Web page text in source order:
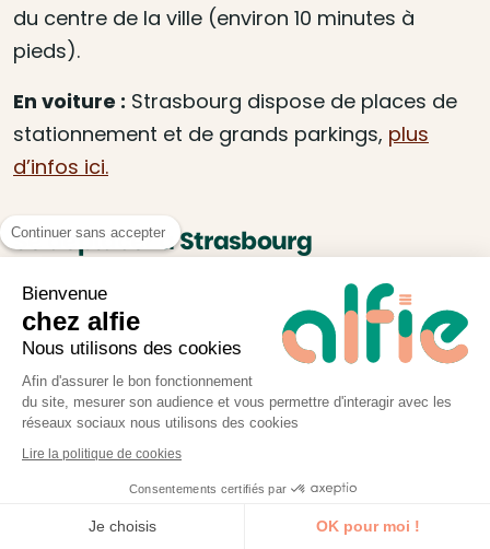
du centre de la ville (environ 10 minutes à
pieds).
En voiture : Strasbourg dispose de places de
stationnement et de grands parkings, plus
d’infos ici.
Se déplacer à Strasbourg
Tramway et bus désservent la ville de
Strasbourg. Retrouvez toutes les lignes sur le
site du réseau CTS :https://www.cts-
strasbourg.eu/fr
Continuer sans accepter
Bienvenue
chez alfie
Nous utilisons des cookies
Afin d'assurer le bon fonctionnement
du site, mesurer son audience et vous permettre d'interagir avec les
réseaux sociaux nous utilisons des cookies
Lire la politique de cookies
Consentements certifiés par
Je choisis OK pour moi !